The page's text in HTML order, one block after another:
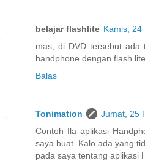
belajar flashlite Kamis, 24
mas, di DVD tersebut ada
handphone dengan flash
Balas
Tonimation
Jumat, 25
Contoh fla aplikasi
saya buat. Kalo ada yang
pada saya tentang aplikasi